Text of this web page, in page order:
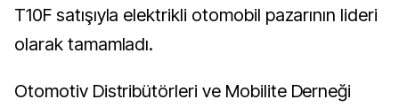
T10F satışıyla elektrikli otomobil pazarının lideri
olarak tamamladı.
Otomotiv Distribütörleri ve Mobilite Derneği